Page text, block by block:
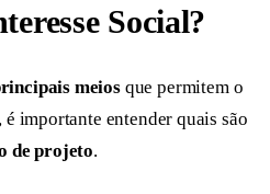
Social?
meiosque permitem o
é importante entender quais são
de projeto.